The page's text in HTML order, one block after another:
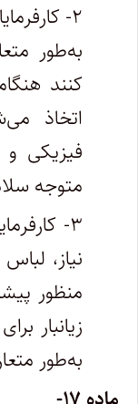
۲-
به‌طور
کنند
اتخاذ
فیزیکی
متوجه
۳-
نیاز،
منظور
زیانبار
به‌طور